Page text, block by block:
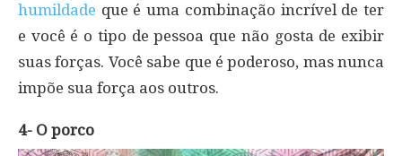
humildade que é uma combinação incrível de ter
e você é o tipo de pessoa que não gosta de exibir
suas forças. Você sabe que é poderoso, mas nunca
impõe sua força aos outros.
4- O porco